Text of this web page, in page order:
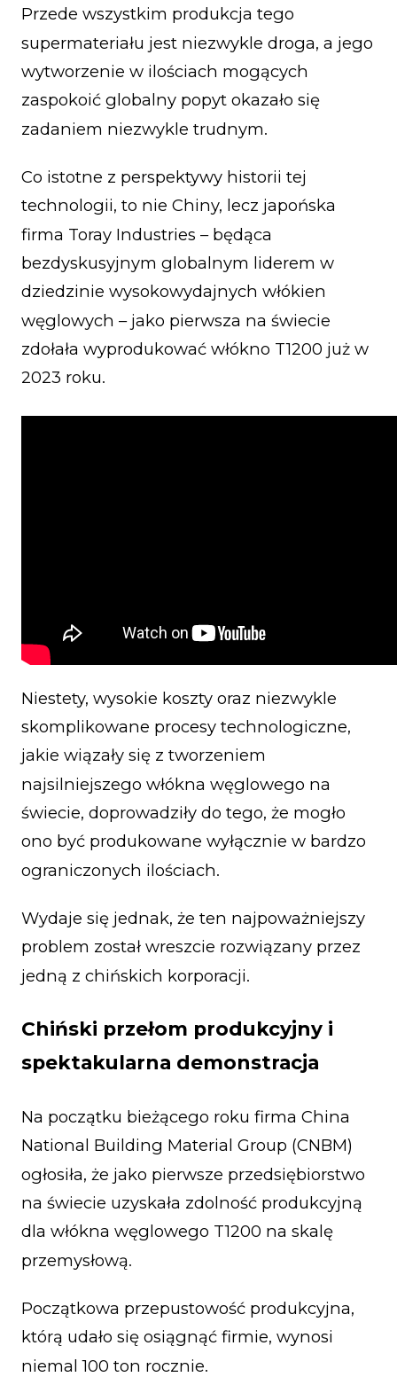
Przede wszystkim produkcja tego
supermateriału jest niezwykle droga, a jego
wytworzenie w ilościach mogących
zaspokoić globalny popyt okazało się
zadaniem niezwykle trudnym.
Co istotne z perspektywy historii tej
technologii, to nie Chiny, lecz japońska
firma Toray Industries – będąca
bezdyskusyjnym globalnym liderem w
dziedzinie wysokowydajnych włókien
węglowych – jako pierwsza na świecie
zdołała wyprodukować włókno T1200 już w
2023 roku.
Niestety, wysokie koszty oraz niezwykle
skomplikowane procesy technologiczne,
jakie wiązały się z tworzeniem
najsilniejszego włókna węglowego na
świecie, doprowadziły do tego, że mogło
ono być produkowane wyłącznie w bardzo
ograniczonych ilościach.
Wydaje się jednak, że ten najpoważniejszy
problem został wreszcie rozwiązany przez
jedną z chińskich korporacji.
Chiński przełom produkcyjny i
spektakularna demonstracja
Na początku bieżącego roku firma China
National Building Material Group (CNBM)
ogłosiła, że jako pierwsze przedsiębiorstwo
na świecie uzyskała zdolność produkcyjną
dla włókna węglowego T1200 na skalę
przemysłową.
Początkowa przepustowość produkcyjna,
którą udało się osiągnąć firmie, wynosi
niemal 100 ton rocznie.